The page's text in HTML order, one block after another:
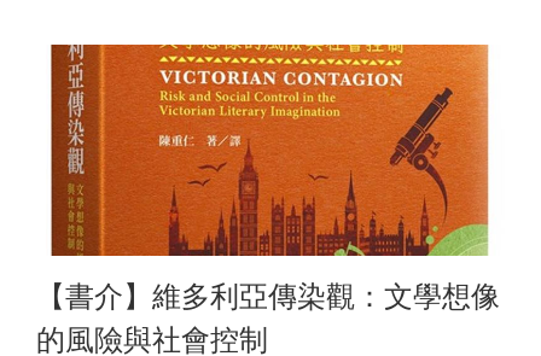
【書介】維多利亞傳染觀：文學想像
的風險與社會控制